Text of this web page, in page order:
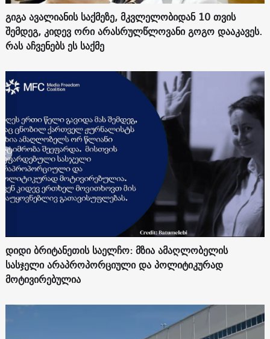
გიგა ავალიანის საქმეზე, მკვლელობიდან 10 თვის
შემდეგ, კიდევ ორი არასრულწლოვანი გოგო დააკავეს.
რას აჩვენებს ეს საქმე
დიდი ბრიტანეთის საელჩო: მზია ამაღლობელის
სასჯელი არაპროპორციული და პოლიტიკურად
მოტივირებულია